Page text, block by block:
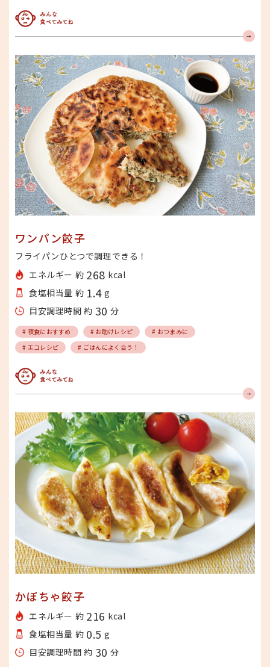
みんな食べてみてね
ワンパン餃子
フライパンひとつで調理できる！
エネルギー 約 268 kcal
食塩相当量 約 1.4 g
目安調理時間 約 30 分
# 夜食におすすめ # お助けレシピ
# おつまみに
# エコレシピ
# ごはんによく合う！
みんな食べてみてね
かぼちゃ餃子
エネルギー 約 216 kcal
食塩相当量 約 0.5 g
目安調理時間 約 30 分